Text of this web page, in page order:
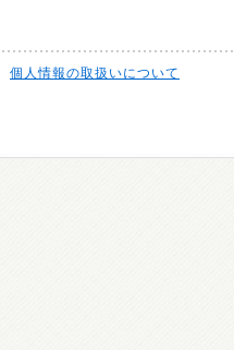
個人情報の取扱いについて